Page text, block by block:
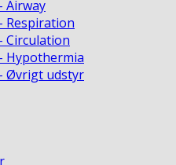
Airway
Respiration
Circulation
Hypothermia
Øvrigt udstyr